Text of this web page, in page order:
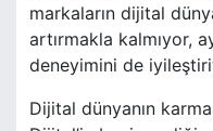
markaların dijital
artırmakla kalmıyor,
deneyimini de
Dijital dünyanın